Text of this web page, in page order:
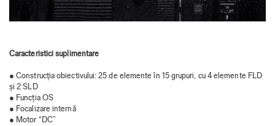
Caracteristici suplimentare
● Construcția obiectivului: 25 de elemente în 15 grupuri, cu 4 elemente FLD
și 2 SLD
● Funcția OS
● Focalizare internă
● Motor “DC”